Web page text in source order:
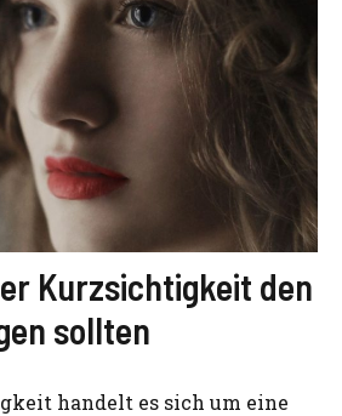
Kurzsichtigkeit den
sollten
handelt es sich um eine